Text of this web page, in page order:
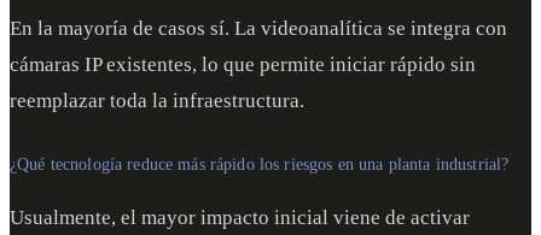
En la mayoría de casos sí. La videoanalítica se integra con
cámaras IP existentes, lo que permite iniciar rápido sin
reemplazar toda la infraestructura.
¿Qué tecnología reduce más rápido los riesgos en una planta industrial?
Usualmente, el mayor impacto inicial viene de activar